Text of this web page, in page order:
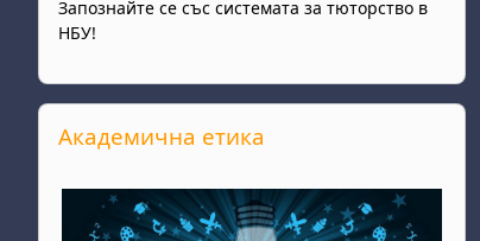
Запознайте се със системата за тюторство в
НБУ!
Salta Академична етика
Академична етика